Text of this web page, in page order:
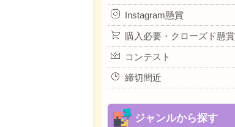
Instagram懸賞
購入必要・クローズド懸賞
コンテスト
締切間近
ジャンルから探す